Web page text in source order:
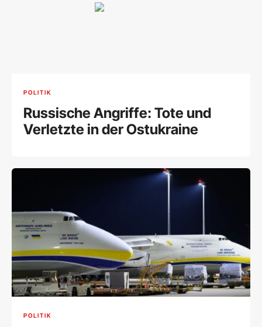
POLITIK
Russische Angriffe: Tote und
Verletzte in der Ostukraine
POLITIK